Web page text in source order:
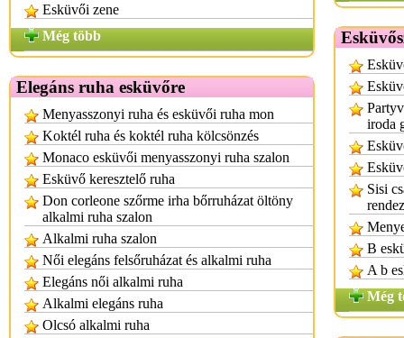
Esküvői zene
Még több
Elegáns ruha esküvőre
Menyasszonyi ruha és esküvői ruha mon
Koktél ruha és koktél ruha kölcsönzés
Monaco esküvői menyasszonyi ruha szalon
Esküvő keresztelő ruha
Don corleone szőrme irha bőrruházat öltöny
alkalmi ruha szalon
Alkalmi ruha szalon
Női elegáns felsőruházat és alkalmi ruha
Elegáns női alkalmi ruha
Alkalmi elegáns ruha
Olcsó alkalmi ruha
iroda
Sisi
B
A b
Még